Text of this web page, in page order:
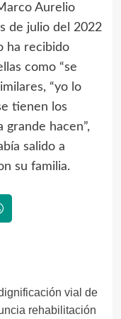
Aurelio
de julio del 2022
ha recibido
como “se
“yo lo
tienen los
hacen”,
salido a
su familia.
vial de
rehabilitación